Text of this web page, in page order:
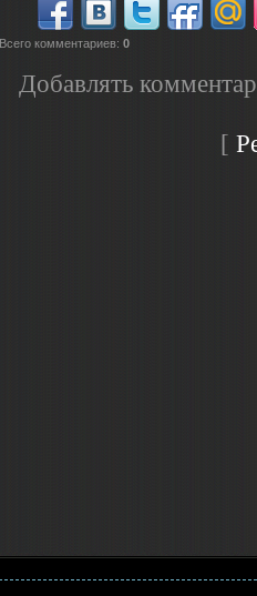
Всего комментариев: 0
Добавлять
[